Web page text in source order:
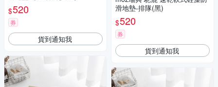
$520
券
貨到通知我
滑地墊-排隊(黑)
$520
券
貨到通知我